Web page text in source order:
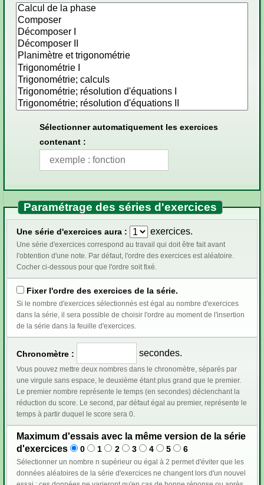
Sélectionner automatiquement les exercices
contenant :
Paramétrage des séries d'exercices
Une série d'exercices aura : exercices.
Une série d'exercices correspond au travail qui doit être fait avant
l'obtention d'une note. Par défaut, l'ordre des exercices est aléatoire.
Cocher ci-dessous pour que l'ordre soit fixé.
Fixer l'ordre des exercices de la série.
Si le nombre d'exercices sélectionnés est égal au nombre d'exercices
dans la série, il sera possible de choisir l'ordre au moment de l'insertion
de la série dans la feuille d'exercices.
Chronomètre : secondes.
Vous pouvez mettre deux nombres dans le chronomètre, séparés par
une virgule sans espace, le deuxième étant plus grand que le premier.
Le premier nombre représente le temps (en secondes) déclenchant la
réduction du score. Le second, par défaut égal au premier, représente le
temps à partir duquel le score sera 0.
Maximum d'essais avec la même version de la série
d'exercices
0 1 2 3 4 5 6
Sélectionner un nombre n supérieur ou égal à 2 permet d'éviter que les
données aléatoires de la série d'exercices ne changent lors d'un nouvel